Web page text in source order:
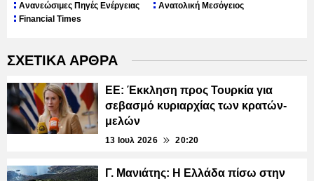
Ανανεώσιμες Πηγές Ενέργειας
Ανατολική Μεσόγειος
Financial Times
ΣΧΕΤΙΚΑ ΑΡΘΡΑ
ΕΕ: Έκκληση προς Τουρκία για
σεβασμό κυριαρχίας των κρατών-
μελών
13 Ιουλ 2026 20:20
Γ. Μανιάτης: Η Ελλάδα πίσω στην